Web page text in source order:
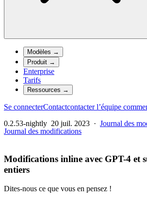
Modèles →
Produit →
Enterprise
Tarifs
Ressources →
Se connecterContactcontacter l’équipe
0.2.53-nightly 20 juil. 2023 · Journal des
Journal des modifications
Modifications inline avec GPT-4 et
entiers
Dites-nous ce que vous en pensez !